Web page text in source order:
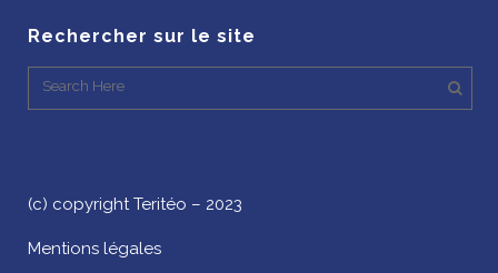
Rechercher sur le site
(c) copyright Teritéo – 2023
Mentions légales